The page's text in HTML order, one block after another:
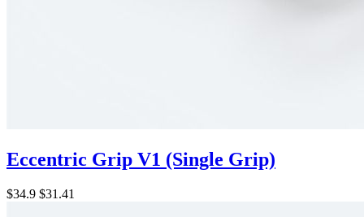
Eccentric Grip V1 (Single Grip)
$34.9 $31.41